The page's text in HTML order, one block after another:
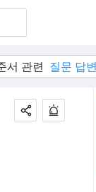
서 관련 질문 답변